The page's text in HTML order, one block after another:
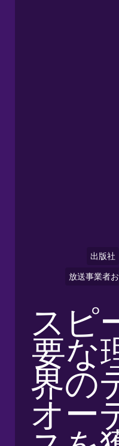
出版社
放送事業者
スピ
要な
界の
オー